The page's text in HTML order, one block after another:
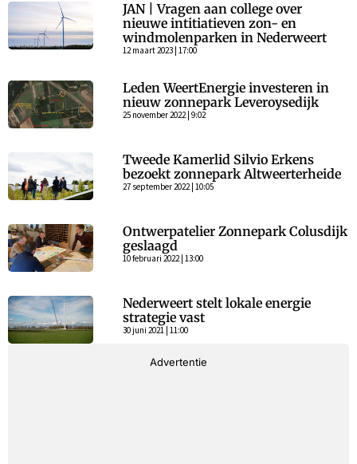
JAN | Vragen aan college over
nieuwe intitiatieven zon- en
windmolenparken in Nederweert
12 maart 2023 | 17:00
Leden WeertEnergie investeren in
nieuw zonnepark Leveroysedijk
25 november 2022 | 9:02
Tweede Kamerlid Silvio Erkens
bezoekt zonnepark Altweerterheide
27 september 2022 | 10:05
Ontwerpatelier Zonnepark Colusdijk
geslaagd
10 februari 2022 | 13:00
Nederweert stelt lokale energie
strategie vast
30 juni 2021 | 11:00
Advertentie